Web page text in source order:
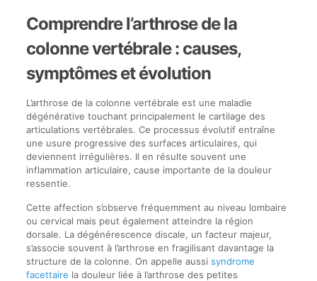
Comprendre l’arthrose de la
colonne vertébrale : causes,
symptômes et évolution
L’arthrose de la colonne vertébrale est une maladie
dégénérative touchant principalement le cartilage des
articulations vertébrales. Ce processus évolutif entraîne
une usure progressive des surfaces articulaires, qui
deviennent irrégulières. Il en résulte souvent une
inflammation articulaire, cause importante de la douleur
ressentie.
Cette affection s’observe fréquemment au niveau lombaire
ou cervical mais peut également atteindre la région
dorsale. La dégénérescence discale, un facteur majeur,
s’associe souvent à l’arthrose en fragilisant davantage la
structure de la colonne. On appelle aussi syndrome
facettaire la douleur liée à l’arthrose des petites